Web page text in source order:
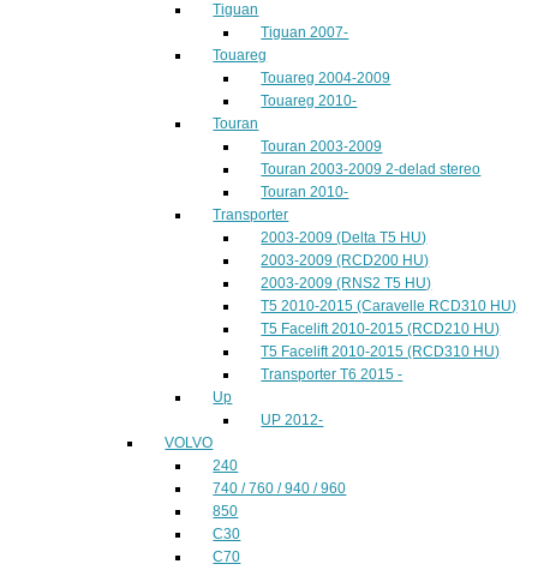
Tiguan
Tiguan 2007-
Touareg
Touareg 2004-2009
Touareg 2010-
Touran
Touran 2003-2009
Touran 2003-2009 2-delad stereo
Touran 2010-
Transporter
2003-2009 (Delta T5 HU)
2003-2009 (RCD200 HU)
2003-2009 (RNS2 T5 HU)
T5 2010-2015 (Caravelle RCD310 HU)
T5 Facelift 2010-2015 (RCD210 HU)
T5 Facelift 2010-2015 (RCD310 HU)
Transporter T6 2015 -
Up
UP 2012-
VOLVO
240
740 / 760 / 940 / 960
850
C30
C70